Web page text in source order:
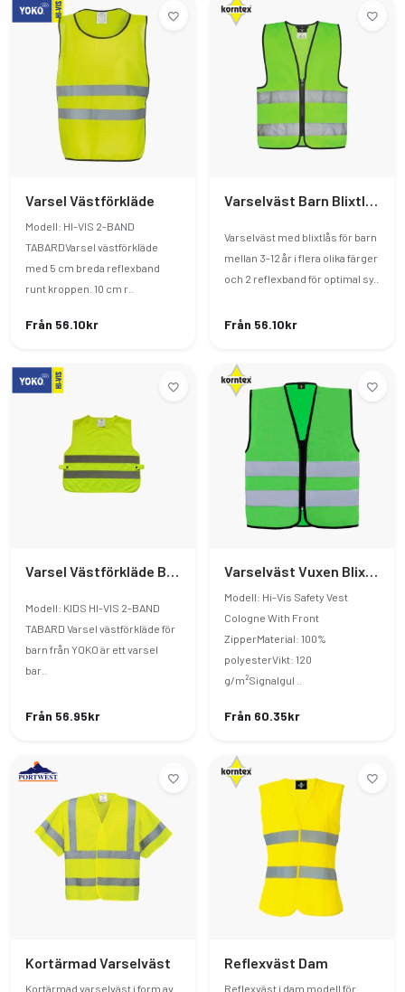
Varsel Västförkläde
Modell: HI-VIS 2-BAND
TABARDVarsel västförkläde
med 5 cm breda reflexband
runt kroppen. 10 cm r..
Från 56.10kr
Varselväst Barn Blixtlås
Varselväst med blixtlås för barn
mellan 3-12 år i flera olika färger
och 2 reflexband för optimal sy..
Från 56.10kr
Varsel Västförkläde Barn
Modell: KIDS HI-VIS 2-BAND
TABARD Varsel västförkläde för
barn från YOKO är ett varsel
bar..
Från 56.95kr
Varselväst Vuxen Blixtlås
Modell: Hi-Vis Safety Vest
Cologne With Front
ZipperMaterial: 100%
polyesterVikt: 120
g/m²Signalgul ..
Från 60.35kr
Kortärmad Varselväst
Kortärmad varselväst i form av
Reflexväst Dam
Reflexväst i dam modell för